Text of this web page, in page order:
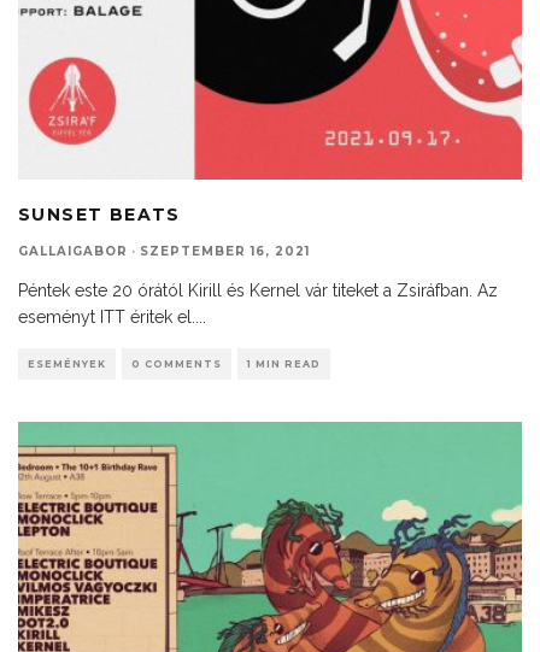
SUNSET BEATS
GALLAIGABOR · SZEPTEMBER 16, 2021
Péntek este 20 órától Kirill és Kernel vár titeket a Zsiráfban. Az
eseményt ITT éritek el.
ESEMÉNYEK 0 COMMENTS 1 MIN READ